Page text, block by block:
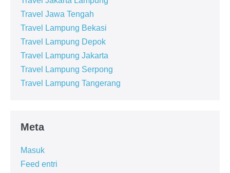
Travel Jawa Tengah
Travel Lampung Bekasi
Travel Lampung Depok
Travel Lampung Jakarta
Travel Lampung Serpong
Travel Lampung Tangerang
Meta
Masuk
Feed entri